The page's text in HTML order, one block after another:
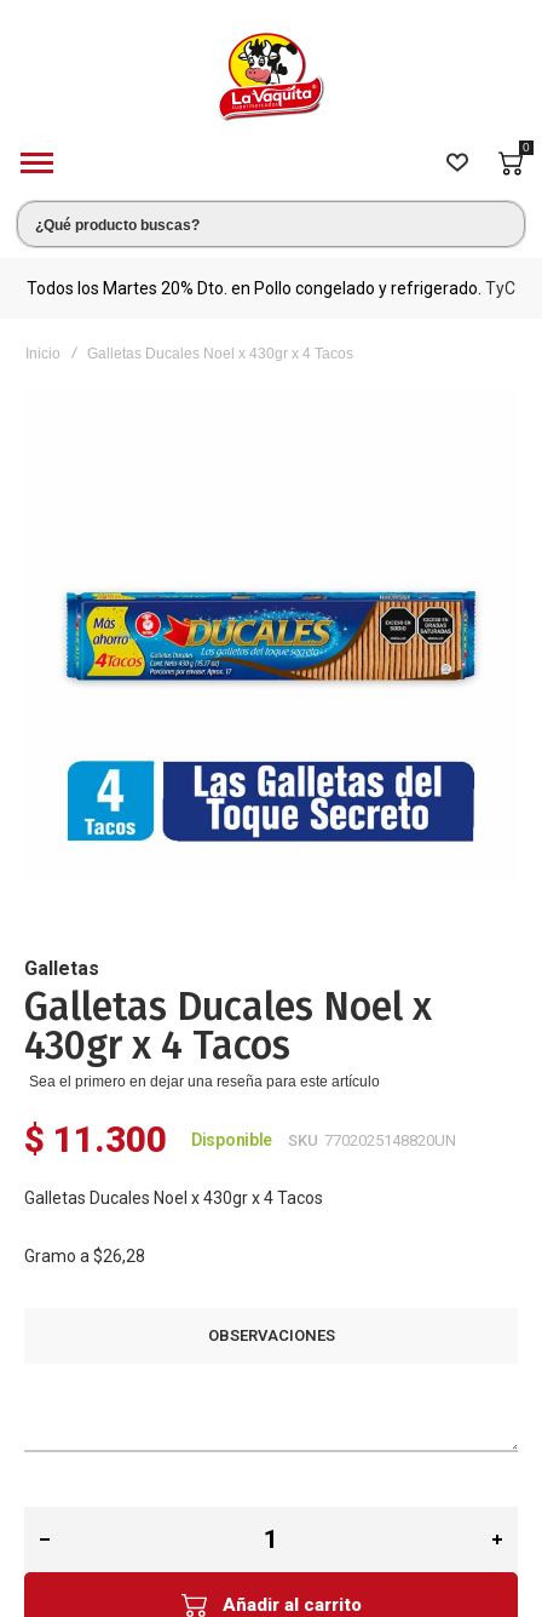
0
Todos los Martes 20% Dto. en Pollo congelado y refrigerado. TyC
Inicio Galletas Ducales Noel x 430gr x 4 Tacos
de
la
galería
de
imágenes
Galletas
Galletas Ducales Noel x
430gr x 4 Tacos
Sea el primero en dejar una reseña para este artículo
$ 11.300 Disponible SKU 7702025148820UN
Galletas Ducales Noel x 430gr x 4 Tacos
Gramo a $26,28
OBSERVACIONES
Añadir al carrito